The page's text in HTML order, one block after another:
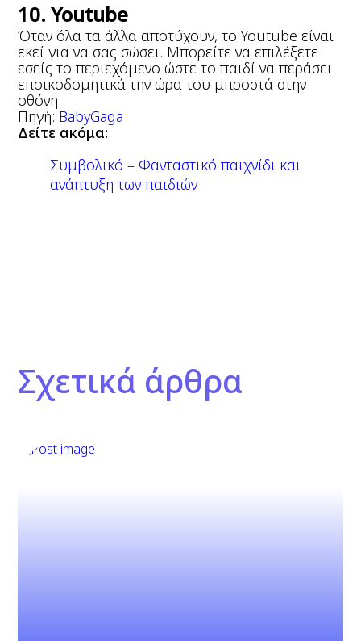
10. Youtube
Όταν όλα τα άλλα αποτύχουν, το Youtube είναι
εκεί για να σας σώσει. Μπορείτε να επιλέξετε
εσείς το περιεχόμενο ώστε το παιδί να περάσει
εποικοδομητικά την ώρα του μπροστά στην
οθόνη.
Πηγή: BabyGaga
Δείτε ακόμα:
Συμβολικό – Φανταστικό παιχνίδι και
ανάπτυξη των παιδιών
Σχετικά άρθρα